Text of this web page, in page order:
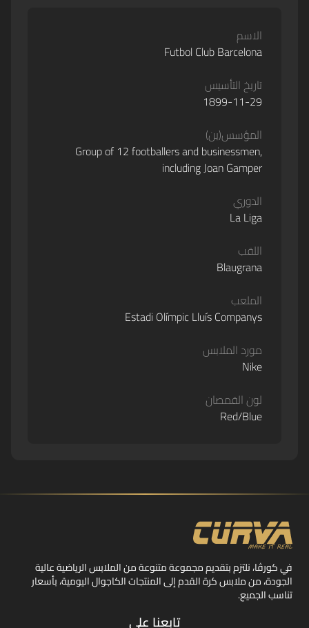
الاسم
Futbol Club Barcelona
تاريخ التأسيس
1899-11-29
المؤسس(ين)
Group of 12 footballers and businessmen,
including Joan Gamper
الدوري
La Liga
اللقب
Blaugrana
الملعب
Estadi Olímpic Lluís Companys
مورد الملابس
Nike
لون القمصان
Red/Blue
في كورڤا، نلتزم بتقديم مجموعة متنوعة من الملابس الرياضية عالية
الجودة، من ملابس كرة القدم إلى المنتجات الكاجوال اليومية، بأسعار
تناسب الجميع.
تابعنا على